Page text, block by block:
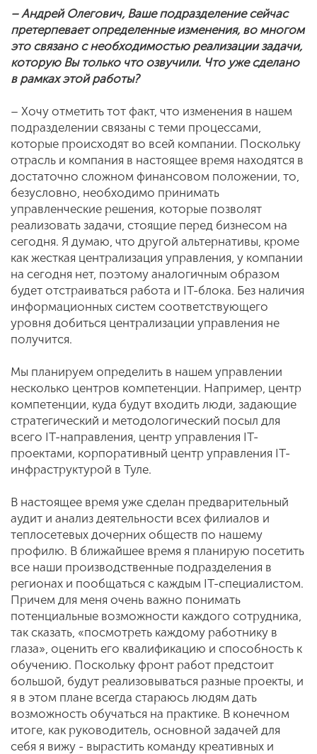
– Андрей Олегович, Ваше подразделение сейчас
претерпевает определенные изменения, во многом
это связано с необходимостью реализации задачи,
которую Вы только что озвучили. Что уже сделано
в рамках этой работы?
– Хочу отметить тот факт, что изменения в нашем
подразделении связаны с теми процессами,
которые происходят во всей компании. Поскольку
отрасль и компания в настоящее время находятся в
достаточно сложном финансовом положении, то,
безусловно, необходимо принимать
управленческие решения, которые позволят
реализовать задачи, стоящие перед бизнесом на
сегодня. Я думаю, что другой альтернативы, кроме
как жесткая централизация управления, у компании
на сегодня нет, поэтому аналогичным образом
будет отстраиваться работа и IT-блока. Без наличия
информационных систем соответствующего
уровня добиться централизации управления не
получится.
Мы планируем определить в нашем управлении
несколько центров компетенции. Например, центр
компетенции, куда будут входить люди, задающие
стратегический и методологический посыл для
всего IT-направления, центр управления IT-
проектами, корпоративный центр управления IT-
инфраструктурой в Туле.
В настоящее время уже сделан предварительный
аудит и анализ деятельности всех филиалов и
теплосетевых дочерних обществ по нашему
профилю. В ближайшее время я планирую посетить
все наши производственные подразделения в
регионах и пообщаться с каждым IT-специалистом.
Причем для меня очень важно понимать
потенциальные возможности каждого сотрудника,
так сказать, «посмотреть каждому работнику в
глаза», оценить его квалификацию и способность к
обучению. Поскольку фронт работ предстоит
большой, будут реализовываться разные проекты, и
я в этом плане всегда стараюсь людям дать
возможность обучаться на практике. В конечном
итоге, как руководитель, основной задачей для
себя я вижу - вырастить команду креативных и